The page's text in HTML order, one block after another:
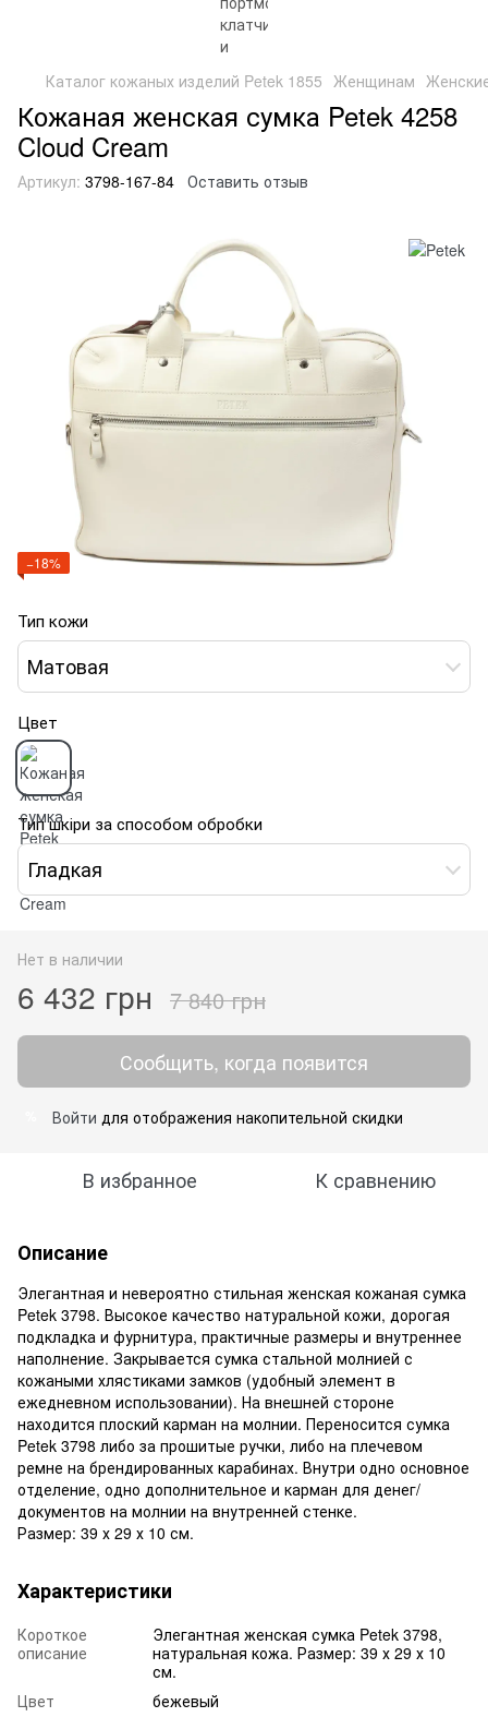
Каталог кожаных изделий Petek 1855 Женщинам
Кожаная женская сумка Petek 4258
Cloud Cream
Артикул: 3798-167-84 Оставить отзыв
−18%
Тип кожи
Матовая
Цвет
Тип шкіри за способом обробки
Гладкая
Нет в наличии
6 432 грн 7 840 грн
Сообщить, когда появится
Войти для отображения накопительной скидки
В избранное К сравнению
Описание
Элегантная и невероятно стильная женская кожаная сумка
Petek 3798. Высокое качество натуральной кожи, дорогая
подкладка и фурнитура, практичные размеры и внутреннее
наполнение. Закрывается сумка стальной молнией с
кожаными хлястиками замков (удобный элемент в
ежедневном использовании). На внешней стороне
находится плоский карман на молнии. Переносится сумка
Petek 3798 либо за прошитые ручки, либо на плечевом
ремне на брендированных карабинах. Внутри одно основное
отделение, одно дополнительное и карман для денег/
документов на молнии на внутренней стенке.
Размер: 39 х 29 х 10 см.
Характеристики
Короткое
описание
Элегантная женская сумка Petek 3798,
натуральная кожа. Размер: 39 х 29 х 10
см.
Цвет
бежевый